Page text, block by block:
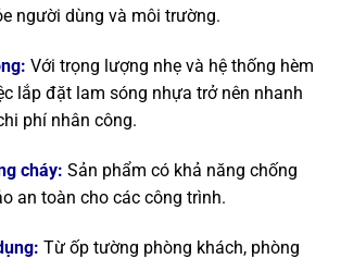
người dùng và môi trường.
Với trọng lượng nhẹ và hệ thống hèm
lắp đặt lam sóng nhựa trở nên nhanh
phí nhân công.
cháy: Sản phẩm có khả năng chống
an toàn cho các công trình.
Từ ốp tường phòng khách, phòng